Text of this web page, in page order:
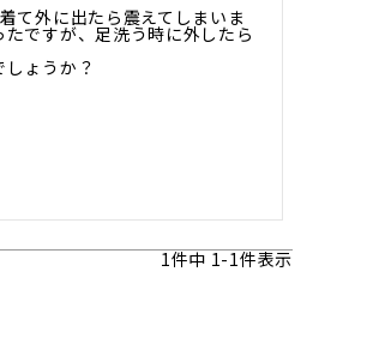
て外に出たら震えてしまいま
ですが、足洗う時に外したら
ょうか？
1件中1-1件表示